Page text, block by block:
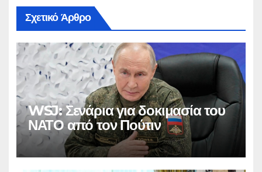
Σχετικό Άρθρο
WSJ: Σενάρια για δοκιμασία του
ΝΑΤΟ από τον Πούτιν